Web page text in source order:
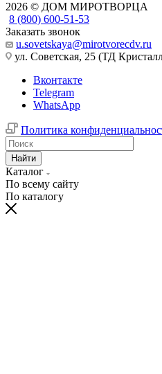
2026 © ДОМ МИРОТВОРЦА
8 (800) 600-51-53
Заказать звонок
u.sovetskaya@mirotvorecdv.ru
ул. Советская, 25 (ТД
Вконтакте
Telegram
WhatsApp
Политика
Найти
Каталог
По всему сайту
По каталогу